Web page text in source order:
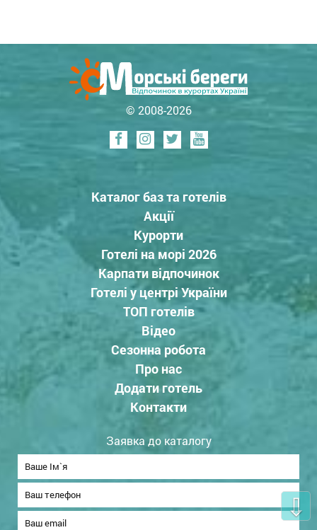
© 2008-2026
Каталог баз та готелів
Акції
Курорти
Готелі на морі 2026
Карпати відпочинок
Готелі у центрі України
ТОП готелів
Відео
Сезонна робота
Про нас
Додати готель
Контакти
Заявка до каталогу
⇩